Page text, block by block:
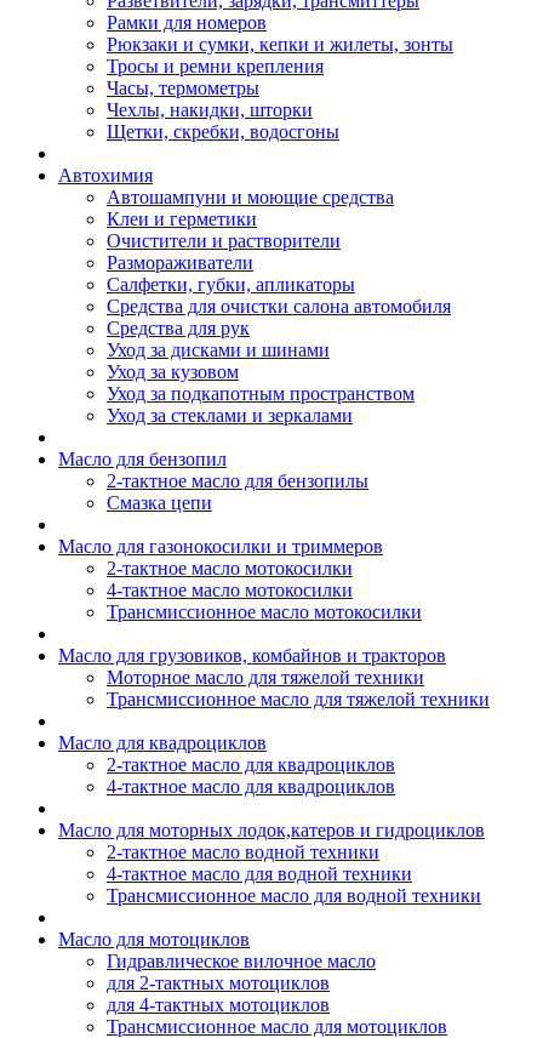
Рамки для номеров
Рюкзаки и сумки, кепки и жилеты, зонты
Тросы и ремни крепления
Часы, термометры
Чехлы, накидки, шторки
Щетки, скребки, водосгоны
Автохимия
Автошампуни и моющие средства
Клеи и герметики
Очистители и растворители
Размораживатели
Салфетки, губки, апликаторы
Средства для очистки салона автомобиля
Средства для рук
Уход за дисками и шинами
Уход за кузовом
Уход за подкапотным пространством
Уход за стеклами и зеркалами
Масло для бензопил
2-тактное масло для бензопилы
Cмазка цепи
Масло для газонокосилки и триммеров
2-тактное масло мотокосилки
4-тактное масло мотокосилки
Трансмиссионное масло мотокосилки
Масло для грузовиков, комбайнов и тракторов
Моторное масло для тяжелой техники
Трансмиссионное масло для тяжелой техники
Масло для квадроциклов
2-тактное масло для квадроциклов
4-тактное масло для квадроциклов
Масло для моторных лодок,катеров и гидроциклов
2-тактное масло водной техники
4-тактное масло для водной техники
Трансмиссионное масло для водной техники
Масло для мотоциклов
Гидравлическое вилочное масло
для 2-тактных мотоциклов
для 4-тактных мотоциклов
Трансмиссионное масло для мотоциклов